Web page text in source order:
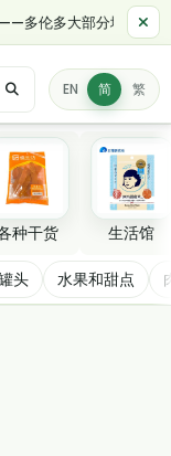
多伦多大部分地区订单
EN 简 繁
种干货 生活馆
头 水果和甜点